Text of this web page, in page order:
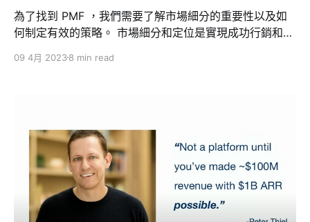
為了找到 PMF ，我們需要了解市場細分的重要性以及如
何制定有效的策略。 市場細分和定位是實現成功行銷和尋
定位、差異化）理論和 4P（產品、價格、促銷、渠道）
公司的第一件事就是找到產品與市場契合（Product-
Market-Fit, PMF），好的 PMF 使一切變得容易，客戶會
出現並購買你的產品，人們想要加入你的團隊。首先，需
要透過傾聽和挖掘的方式找到這些客戶，透過社交網路、
介紹、LinkedIn、投資者等途徑獲取客戶的興趣。 在建立
了一定的客戶基礎後，就可以透過穩定的客戶流量進一步
09 4月 20238 min read